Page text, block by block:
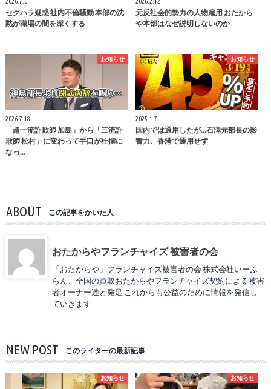
セクハラ疑惑 社内不倫騒動 本部の沈
黙が職場の闇を深くする
元反社会的勢力の人物雇用 おたから
や本部はなぜ説明しないのか
お知らせ
2026.7.18
「超一流詐欺師 加島」から「三流詐
欺師 松村」に変わって手口が杜撰に
なっ…
お知らせ
2025.1.7
国内では通用したが…石澤元部長の影
響力、香港で通用せず
ABOUT この記事をかいた人
おたからやフランチャイズ 被害者の会
「おたからや」フランチャイズ被害者の会 株式会社いーふ
らん、全国の買取おたからやフランチャイズ契約による被害
者オーナー達と発足 これからも公益のために情報を発信し
ていきます
NEW POST このライターの最新記事
お知らせ お知らせ